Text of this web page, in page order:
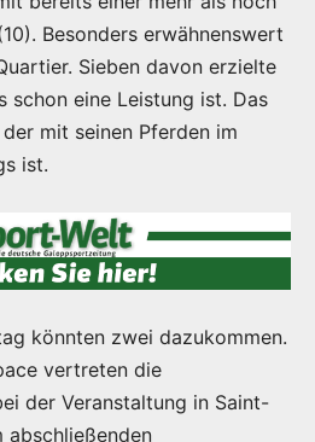
Besonders erwähnenswert
Sieben davon erzielte
schon eine Leistung ist. Das
mit seinen Pferden im
ist.
könnten zwei dazukommen.
vertreten die
der Veranstaltung in Saint-
abschließenden